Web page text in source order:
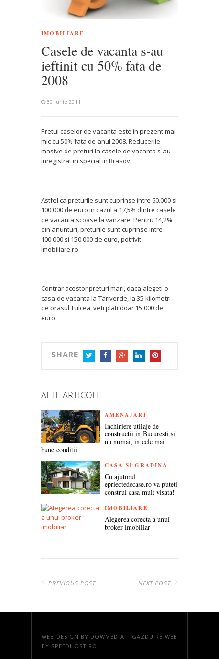
IMOBILIARE
Casele de vacanta s-au
ieftinit cu 50% fata de
2008
30 iunie 2011
Pretul caselor de vacanta este in prezent mai
mic cu 50% fata de anul 2008. Reducerile
masive de preturi la casele de vacanta s-au
inregistrat in special in Brasov.
Astfel ca preturile sunt cuprinse intre 60.000 si
100.000 de euro in cazul a 17,5% dintre casele
de vacanta scoase la vanzare. Pentru 14,2%
din anunturi, preturile sunt cuprinse intre
100.000 si 150.000 de euro, potrivit
Imobiliare.ro
Contrar acestor preturi mari, daca alegeti o
casa de vacanta la Tariverde, la 35 kilometri
de orasul Tulcea, veti plati doar 15.000 de
euro.
SHARE
ALTE ARTICOLE
AMENAJARI
Inchiriere utilaje de
constructii in Bucuresti si
nu numai, in cele mai
bune conditii
CASA SI GRADINA
Cu ajutorul
epriectedecase.ro va puteti
construi casa mult visata!
IMOBILIARE
Alegerea corecta a unui
broker imobiliar
PREVIOUS POST NEXT POST
WEB DESIGN BY DOWMEDIA | GAZDUIRE WEB
BY SPEEDHOST.RO